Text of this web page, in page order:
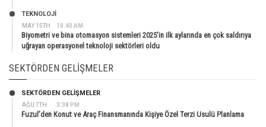
MAY 15TH 10:40 AM
TEKNOLOJİ
Biyometri ve bina otomasyon sistemleri 2025’in ilk aylarında en çok saldırıya
uğrayan operasyonel teknoloji sektörleri oldu
SEKTÖRDEN GELIŞMELER
AĞU 7TH 3:38 PM
SEKTÖRDEN GELIŞMELER
Fuzul’den Konut ve Araç Finansmanında Kişiye Özel Terzi Usulü Planlama